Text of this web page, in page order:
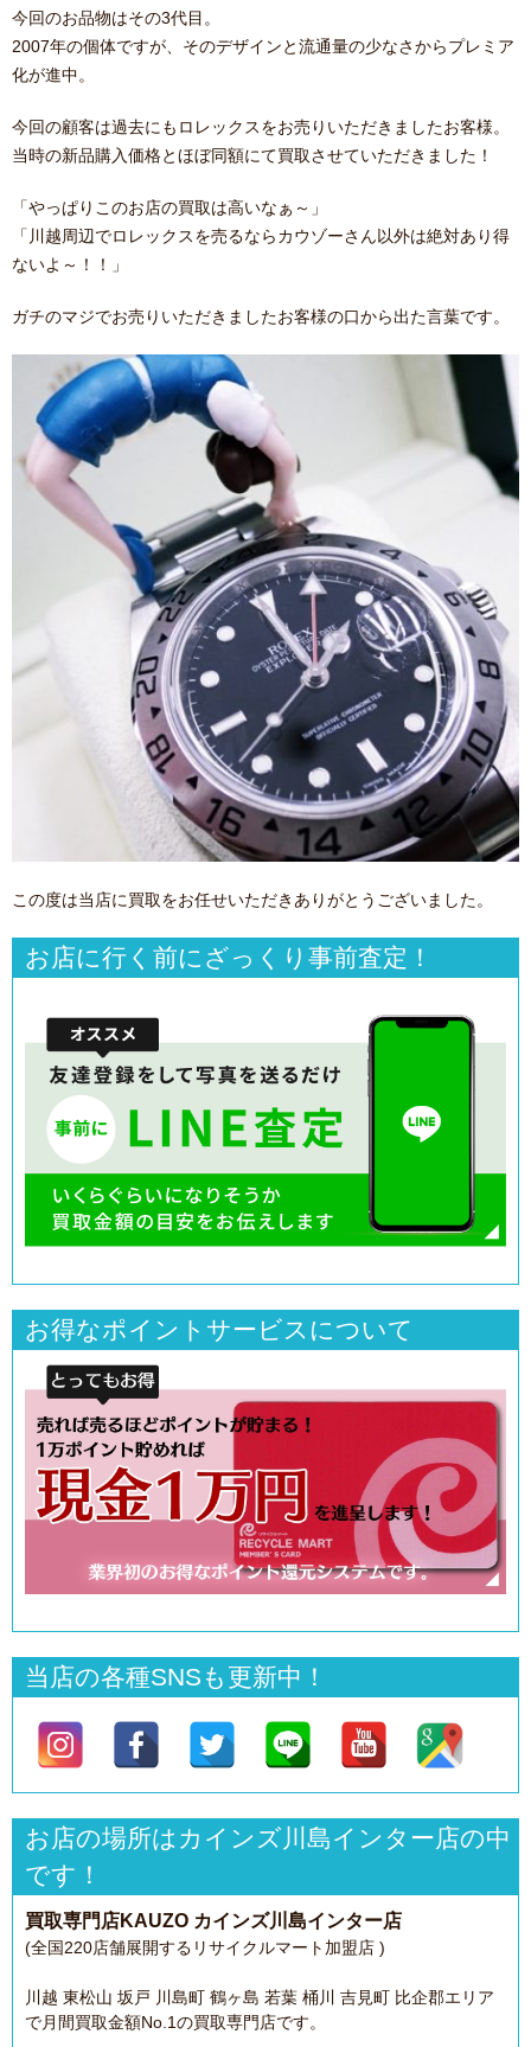
今回のお品物はその3代目。
2007年の個体ですが、そのデザインと流通量の少なさからプレミア
化が進中。
今回の顧客は過去にもロレックスをお売りいただきましたお客様。
当時の新品購入価格とほぼ同額にて買取させていただきました！
「やっぱりこのお店の買取は高いなぁ～」
「川越周辺でロレックスを売るならカウゾーさん以外は絶対あり得
ないよ～！！」
ガチのマジでお売りいただきましたお客様の口から出た言葉です。
この度は当店に買取をお任せいただきありがとうございました。
お店に行く前にざっくり事前査定！
お得なポイントサービスについて
当店の各種SNSも更新中！
お店の場所はカインズ川島インター店の中
です！
買取専門店KAUZO カインズ川島インター店
(全国220店舗展開するリサイクルマート加盟店 )
川越 東松山 坂戸 川島町 鶴ヶ島 若葉 桶川 吉見町 比企郡エリア
で月間買取金額No.1の買取専門店です。